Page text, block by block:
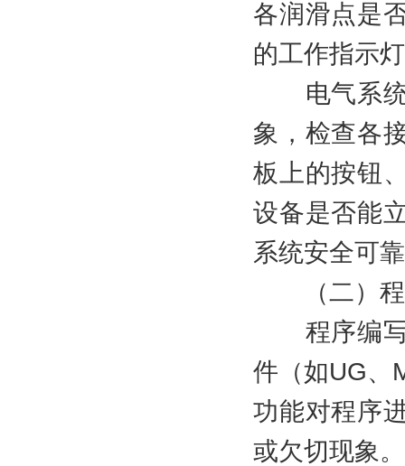
各润滑点是
的工作指示
电气系统
象，检查各
板上的按钮
设备是否能
系统安全可
（二）程
程序编写
件（如UG、
功能对程序
或欠切现象